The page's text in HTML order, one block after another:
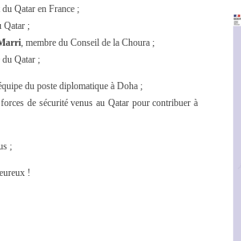
Qatar en France ;
Qatar ;
, membre du Conseil de la Choura ;
du Qatar ;
du poste diplomatique à Doha ;
de sécurité venus au Qatar pour contribuer à
;
!